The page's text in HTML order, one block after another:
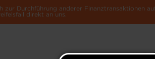
Durchführung anderer Finanztransaktionen
direkt an uns.
Suche